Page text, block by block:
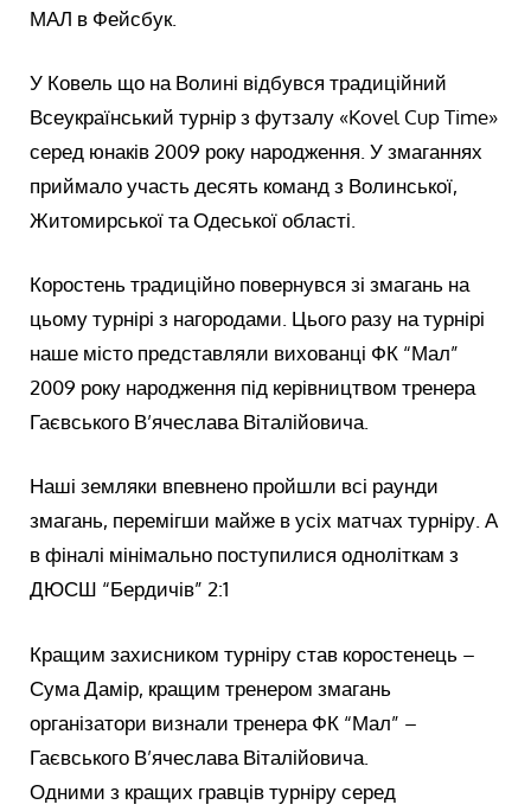
МАЛ в Фейсбук.
У Ковель що на Волині відбувся традиційний
Всеукраїнський турнір з футзалу «Kovel Cup Time»
серед юнаків 2009 року народження. У змаганнях
приймало участь десять команд з Волинської,
Житомирської та Одеської області.
Коростень традиційно повернувся зі змагань на
цьому турнірі з нагородами. Цього разу на турнірі
наше місто представляли вихованці ФК “Мал”
2009 року народження під керівництвом тренера
Гаєвського В’ячеслава Віталійовича.
Наші земляки впевнено пройшли всі раунди
змагань, перемігши майже в усіх матчах турніру. А
в фіналі мінімально поступилися одноліткам з
ДЮСШ “Бердичів” 2:1
Кращим захисником турніру став коростенець –
Сума Дамір, кращим тренером змагань
організатори визнали тренера ФК “Мал” –
Гаєвського В’ячеслава Віталійовича.
Одними з кращих гравців турніру серед